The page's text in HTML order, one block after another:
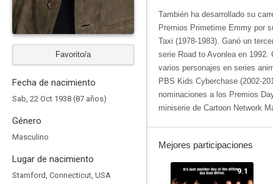
Favorito/a
Fecha de nacimiento
Sab, 22 Oct 1938 (87 años)
Género
Masculino
Lugar de nacimiento
Stamford, Connecticut, USA
También ha desarrollado su
Premios Primetime Emmy por
Taxi (1978-1983). Ganó un
serie Road to Avonlea en
varios personajes en series
PBS Kids Cyberchase (2002-
nominaciones a los Premios
miniserie de Cartoon Network
Mejores participaciones
9.1